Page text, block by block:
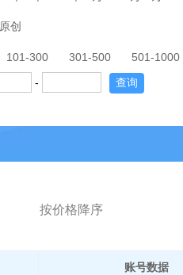
原创
101-300 301-500 501-1000
- 查询
按价格降序
账号数据